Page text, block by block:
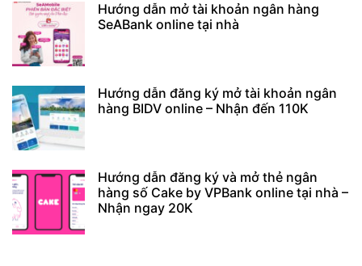
Hướng dẫn mở tài khoản ngân hàng
SeABank online tại nhà
Hướng dẫn đăng ký mở tài khoản ngân
hàng BIDV online – Nhận đến 110K
Hướng dẫn đăng ký và mở thẻ ngân
hàng số Cake by VPBank online tại nhà –
Nhận ngay 20K